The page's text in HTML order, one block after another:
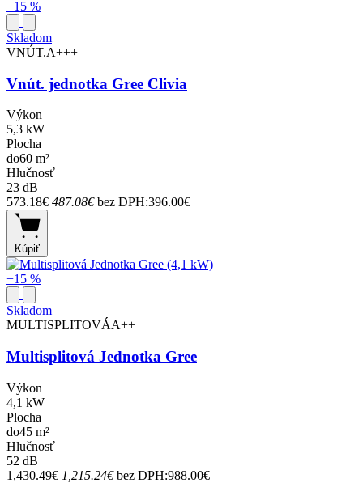
−15 %
Skladom
VNÚT.A+++
Vnút. jednotka Gree Clivia
Výkon
5,3 kW
Plocha
do60 m²
Hlučnosť
23 dB
573.18€ 487.08€ bez DPH:396.00€
Kúpiť
−15 %
Skladom
MULTISPLITOVÁA++
Multisplitová Jednotka Gree
Výkon
4,1 kW
Plocha
do45 m²
Hlučnosť
52 dB
1,430.49€ 1,215.24€ bez DPH:988.00€